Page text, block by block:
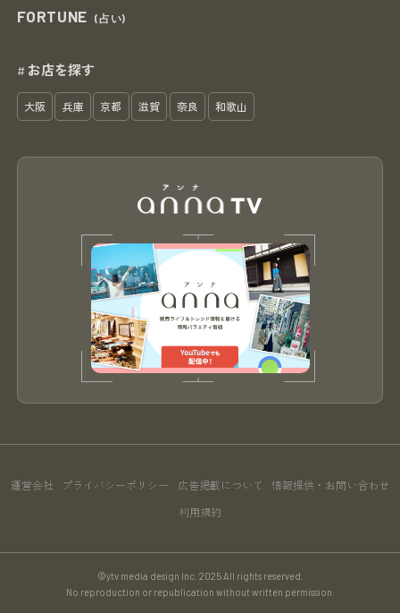
FORTUNE (占い)
# お店を探す
大阪 兵庫 京都 滋賀 奈良 和歌山
運営会社 プライバシーポリシー 広告掲載について 情報提供・お問い合わせ
利用規約
©ytv media design Inc. 2025 All rights reserved.
No reproduction or republication without written permission.